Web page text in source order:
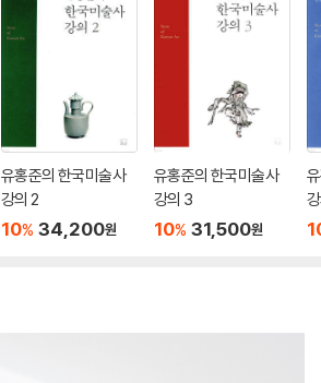
유홍준의 한국미술사
강의 2
10% 34,200원
유홍준의 한국미술사
강의 3
10% 31,500원